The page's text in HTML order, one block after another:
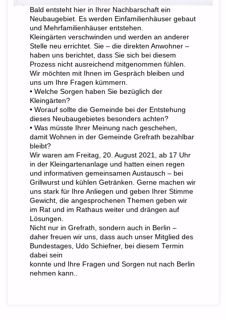
Bald entsteht hier in Ihrer Nachbarschaft ein
Neubaugebiet. Es werden Einfamilienhäuser gebaut
und Mehrfamilienhäuser entstehen.
Kleingärten verschwinden und werden an anderer
Stelle neu errichtet. Sie – die direkten Anwohner –
haben uns berichtet, dass Sie sich bei diesem
Prozess nicht ausreichend mitgenommen fühlen.
Wir möchten mit Ihnen im Gespräch bleiben und
uns um Ihre Fragen kümmern.
• Welche Sorgen haben Sie bezüglich der
Kleingärten?
• Worauf sollte die Gemeinde bei der Entstehung
dieses Neubaugebietes besonders achten?
• Was müsste Ihrer Meinung nach geschehen,
damit Wohnen in der Gemeinde Grefrath bezahlbar
bleibt?
Wir waren am Freitag, 20. August 2021, ab 17 Uhr
in der Kleingartenanlage und hatten einen regen
und informativen gemeinsamen Austausch – bei
Grillwurst und kühlen Getränken. Gerne machen wir
uns stark für Ihre Anliegen und geben Ihrer Stimme
Gewicht, die angesprochenen Themen geben wir
im Rat und im Rathaus weiter und drängen auf
Lösungen.
Nicht nur in Grefrath, sondern auch in Berlin –
daher freuen wir uns, dass auch unser Mitglied des
Bundestages, Udo Schiefner, bei diesem Termin
dabei sein
konnte und Ihre Fragen und Sorgen nut nach Berlin
nehmen kann..